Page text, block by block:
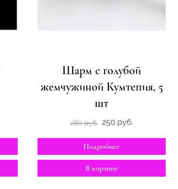
Шарм с голубой
жемчужиной Кумтепия, 5
шт
280 руб. 250 руб.
Подробнее
В корзину